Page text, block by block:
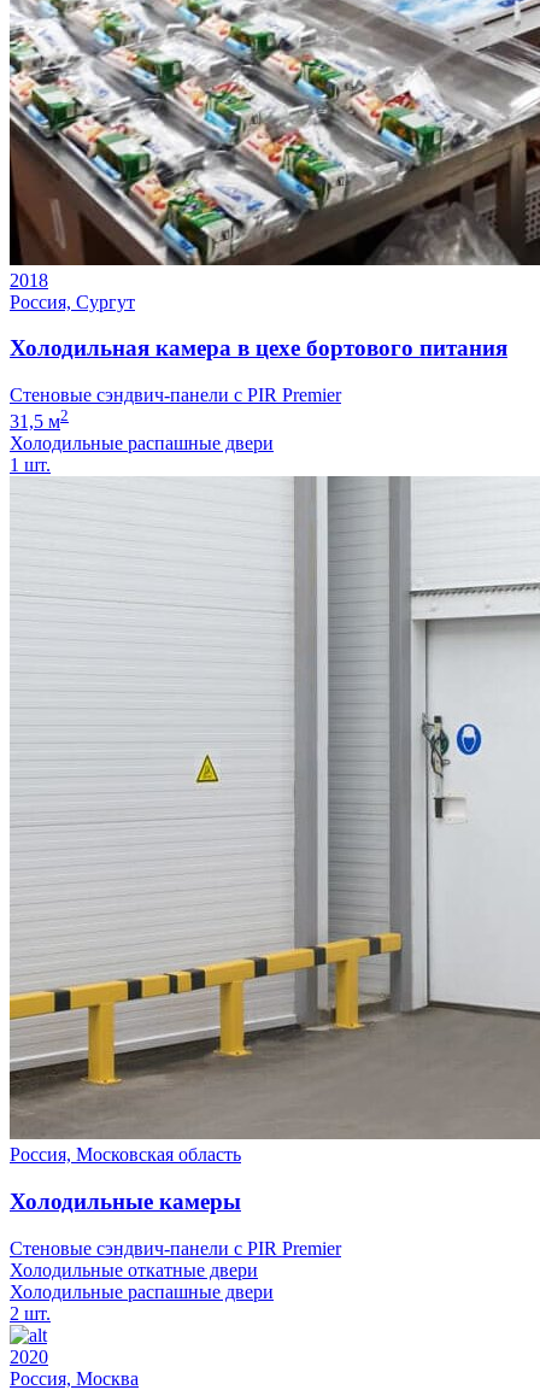
2018
Россия, Сургут
Холодильная камера в цехе бортового питания
Стеновые сэндвич-панели с PIR Premier
31,5 м2
Холодильные распашные двери
1 шт.
Россия, Московская область
Холодильные камеры
Стеновые сэндвич-панели с PIR Premier
Холодильные откатные двери
Холодильные распашные двери
2 шт.
2020
Россия, Москва